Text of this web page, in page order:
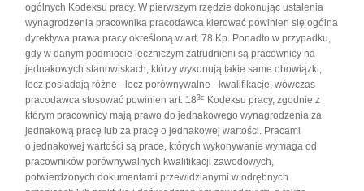
ogólnych Kodeksu pracy. W pierwszym rzędzie dokonując ustalenia
wynagrodzenia pracownika pracodawca kierować powinien się ogólna
dyrektywa prawa pracy określoną w art. 78 Kp. Ponadto w przypadku,
gdy w danym podmiocie leczniczym zatrudnieni są pracownicy na
jednakowych stanowiskach, którzy wykonują takie same obowiązki,
lecz posiadają różne - lecz porównywalne - kwalifikacje, wówczas
pracodawca stosować powinien art. 183c Kodeksu pracy, zgodnie z
którym pracownicy mają prawo do jednakowego wynagrodzenia za
jednakową pracę lub za pracę o jednakowej wartości. Pracami
o jednakowej wartości są prace, których wykonywanie wymaga od
pracowników porównywalnych kwalifikacji zawodowych,
potwierdzonych dokumentami przewidzianymi w odrębnych